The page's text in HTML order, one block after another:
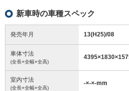
新車時の車種スペック
発売年月 13(H25)/08
車体寸法
(全長×全幅×全高)
4395×1830×
室内寸法
(全長×全幅×全高)
-×-×-mm